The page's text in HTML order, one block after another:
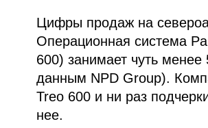
Цифры продаж на
Операционная система
600) занимает чуть
данным NPD Group).
Treo 600 и ни раз
нее.